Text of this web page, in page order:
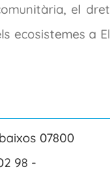
el dret
ecosistemes a El
07800
98 -